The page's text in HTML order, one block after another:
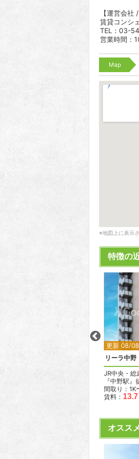
【運営会社
賃貸コンシ
TEL：03-
営業時間：
Map
※地図上に表示
特徴の
ウェルスクエアイズム用賀
東急田園都市線
分
10.0
更新 08/08
リーラ中野
JR中央・総
『中野駅』
間取り：1K
賃料： 13.7
オスス